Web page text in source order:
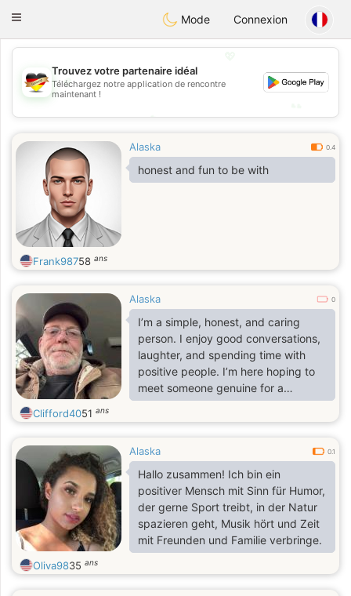
DeutschDating
Toggle
Mode Connexion
💖
💕
Trouvez votre partenaire idéal
Téléchargez notre application de rencontre
maintenant !
Alaska 0.4
honest and fun to be with
Frank98758 ans
Alaska 0
I’m a simple, honest, and caring
person. I enjoy good conversations,
laughter, and spending time with
positive people. I’m here hoping to
meet someone genuine for a
meaningful relationship.
Clifford4051 ans
Alaska 0.1
Hallo zusammen! Ich bin ein
positiver Mensch mit Sinn für Humor,
der gerne Sport treibt, in der Natur
spazieren geht, Musik hört und Zeit
mit Freunden und Familie verbringe.
Oliva9835 ans